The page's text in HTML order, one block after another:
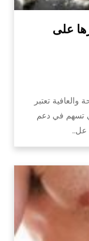
على
والعافية تعتبر
تسهم في دعم
عل…